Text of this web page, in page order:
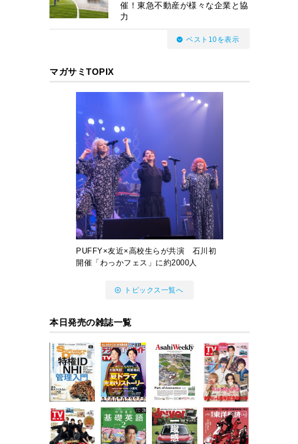
催！東急不動産が様々な企業と協
力
ベスト10を表示
マガサミTOPIX
PUFFY×友近×高校生らが共演 石川初
開催「わっかフェス」に約2000人
トピックス一覧へ
本日発売の雑誌一覧